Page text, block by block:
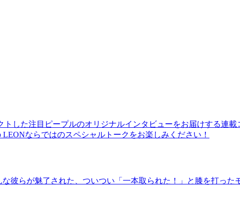
した注目ピープルのオリジナルインタビューをお届けする連
ならではのスペシャルトークをお楽しみください！
彼らが魅了された、ついつい「一本取られた！」と膝を打った